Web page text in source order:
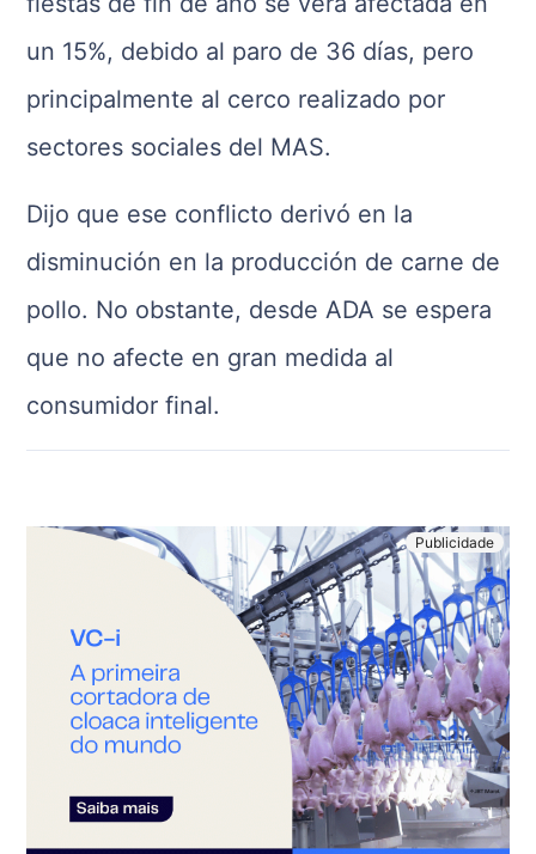
un 15%, debido al paro de 36 días, pero
principalmente al cerco realizado por
sectores sociales del MAS.
Dijo que ese conflicto derivó en la
disminución en la producción de carne de
pollo. No obstante, desde ADA se espera
que no afecte en gran medida al
consumidor final.